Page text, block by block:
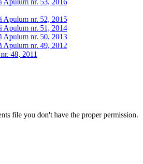
Apulum nr. 52, 2015
Apulum nr. 51, 2014
Apulum nr. 50, 2013
Apulum nr. 49, 2012
48, 2011
file you don't have the proper permission.